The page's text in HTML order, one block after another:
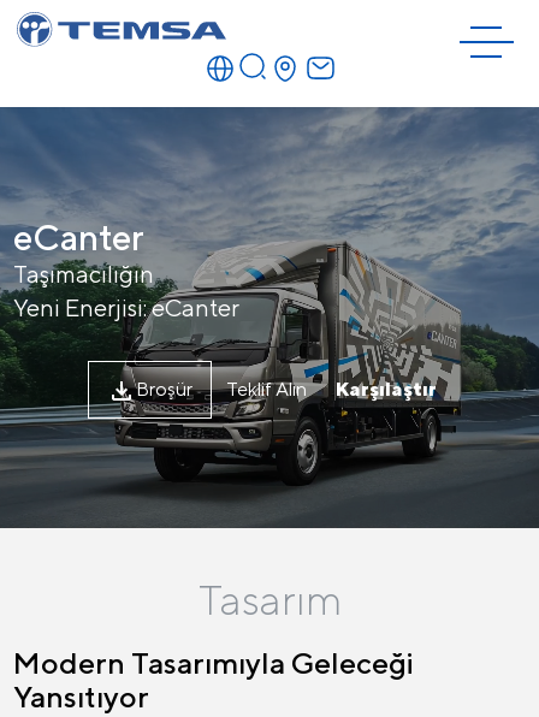
eCanter
Taşımacılığın
Yeni Enerjisi: eCanter
Broşür Teklif Alın Karşılaştır
Tasarım
Modern Tasarımıyla Geleceği
Yansıtıyor